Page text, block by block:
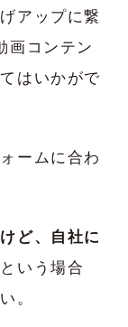
アップに繋
画コンテン
はいかがで
ームに合わ
ど、自社に
という場合
。